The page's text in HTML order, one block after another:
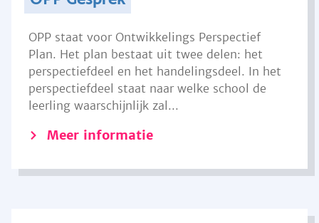
OPP staat voor Ontwikkelings Perspectief
Plan. Het plan bestaat uit twee delen: het
perspectiefdeel en het handelingsdeel. In het
perspectiefdeel staat naar welke school de
leerling waarschijnlijk zal...
Meer informatie